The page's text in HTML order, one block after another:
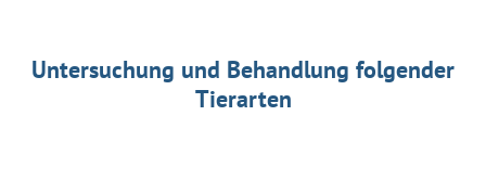
Untersuchung und Behandlung folgender
Tierarten